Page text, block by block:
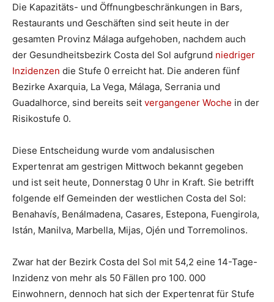
Die Kapazitäts- und Öffnungbeschränkungen in Bars,
Restaurants und Geschäften sind seit heute in der
gesamten Provinz Málaga aufgehoben, nachdem auch
der Gesundheitsbezirk Costa del Sol aufgrund niedriger
Inzidenzen die Stufe 0 erreicht hat. Die anderen fünf
Bezirke Axarquia, La Vega, Málaga, Serrania und
Guadalhorce, sind bereits seit vergangener Woche in der
Risikostufe 0.
Diese Entscheidung wurde vom andalusischen
Expertenrat am gestrigen Mittwoch bekannt gegeben
und ist seit heute, Donnerstag 0 Uhr in Kraft. Sie betrifft
folgende elf Gemeinden der westlichen Costa del Sol:
Benahavís, Benálmadena, Casares, Estepona, Fuengirola,
Istán, Manilva, Marbella, Mijas, Ojén und Torremolinos.
Zwar hat der Bezirk Costa del Sol mit 54,2 eine 14-Tage-
Inzidenz von mehr als 50 Fällen pro 100. 000
Einwohnern, dennoch hat sich der Expertenrat für Stufe